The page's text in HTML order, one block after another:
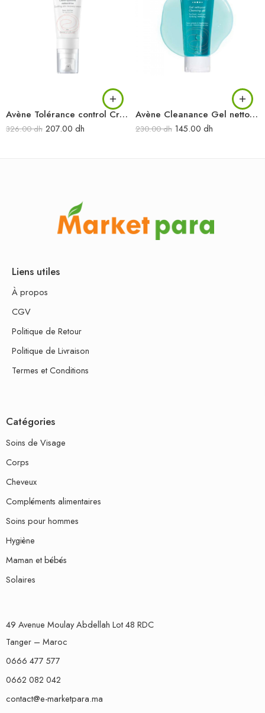
Avène Tolérance control Crème apaisante restauratrice 40 ml
326.00dh 207.00 dh
Avène Cleanance Gel nettoyant 300 ml
230.00dh 145.00 dh
Liens utiles
À propos
CGV
Politique de Retour
Politique de Livraison
Termes et Conditions
Catégories
Soins de Visage
Corps
Cheveux
Compléments alimentaires
Soins pour hommes
Hygiène
Maman et bébés
Solaires
49 Avenue Moulay Abdellah Lot 48 RDC
Tanger – Maroc
0666 477 577
0662 082 042
contact@e-marketpara.ma